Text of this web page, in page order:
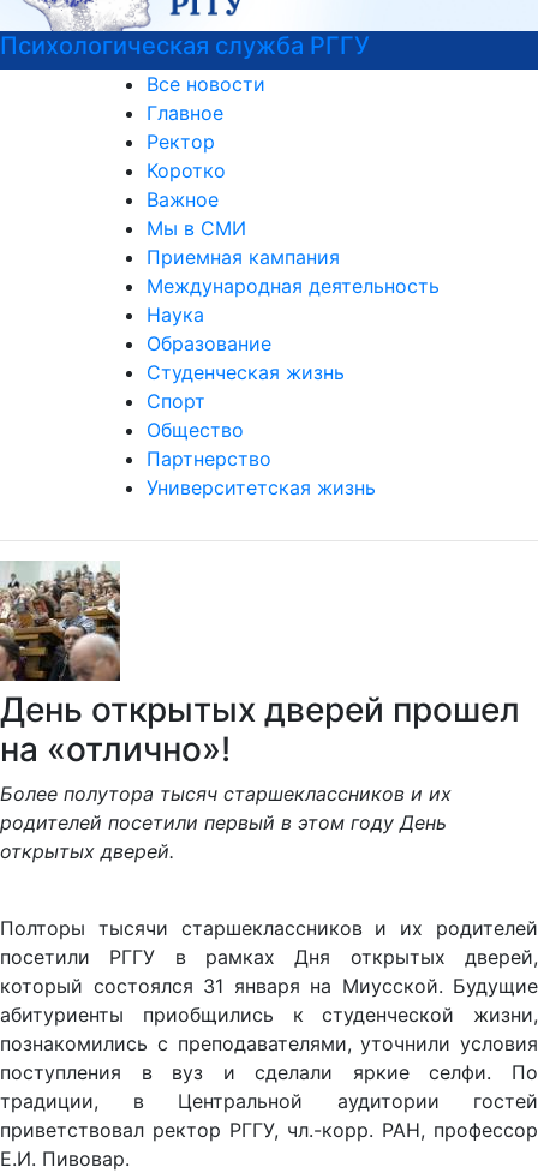
Психологическая служба РГГУ
Все новости
Главное
Ректор
Коротко
Важное
Мы в СМИ
Приемная кампания
Международная деятельность
Наука
Образование
Студенческая жизнь
Спорт
Общество
Партнерство
Университетская жизнь
День открытых дверей прошел
на «отлично»!
Более полутора тысяч старшеклассников и их
родителей посетили первый в этом году День
открытых дверей.
Полторы тысячи старшеклассников и их родителей
посетили РГГУ в рамках Дня открытых дверей,
который состоялся 31 января на Миусской. Будущие
абитуриенты приобщились к студенческой жизни,
познакомились с преподавателями, уточнили условия
поступления в вуз и сделали яркие селфи. По
традиции, в Центральной аудитории гостей
приветствовал ректор РГГУ, чл.-корр. РАН, профессор
Е.И. Пивовар.